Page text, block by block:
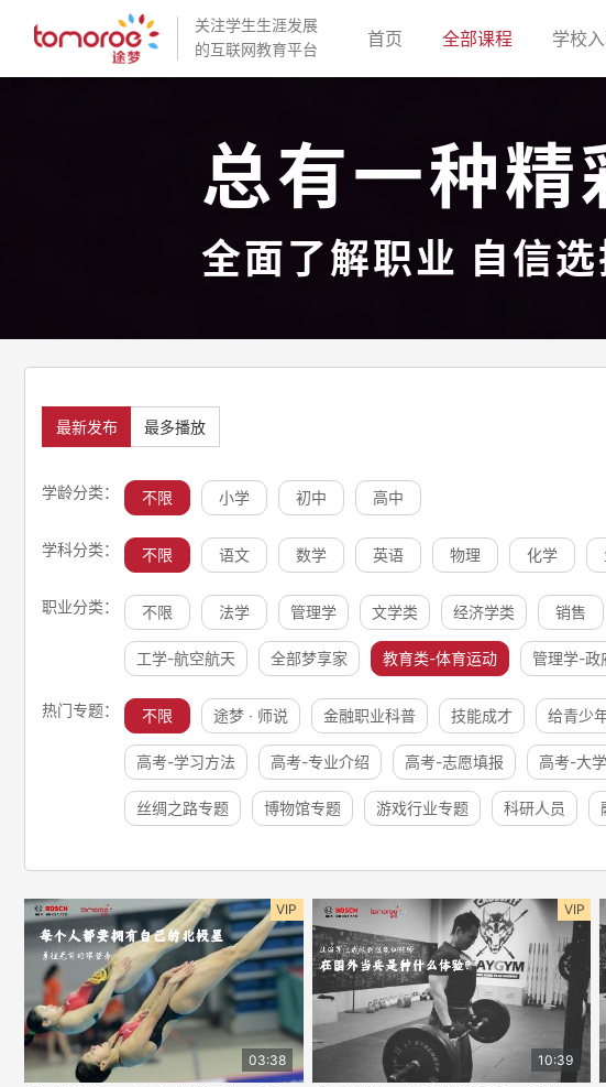
关注学生生涯发展
的互联网教育平台
首页(current)全部课程(current)
学校
总有一种精
全面了解职业 自信
最新发布 最多播放
学龄分类： 不限 小学 初中 高中
学科分类： 不限 语文 数学 英语 物理 化学
职业分类： 不限 法学 管理学 文学类 经济学类 销售
工学-航空航天 全部梦享家 教育类-体育运动 管理学-政
热门专题： 不限 途梦 · 师说 金融职业科普 技能成才 给青少
高考-学习方法 高考-专业介绍 高考-志愿填报 高考-大
丝绸之路专题 博物馆专题 游戏行业专题 科研人员
VIP
03:38
VIP
10:39